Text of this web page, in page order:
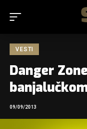
VESTI
Danger
09/09/2013